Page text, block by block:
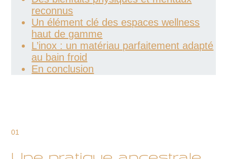
reconnus
Un élément clé des espaces wellness
haut de gamme
L’inox : un matériau parfaitement adapté
au bain froid
En conclusion
01
Une pratique ancestrale